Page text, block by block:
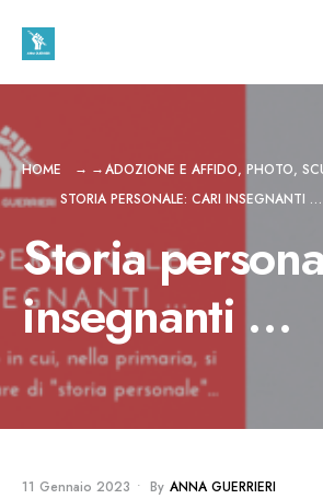
HOME ADOZIONE E AFFIDO, PHOTO,
STORIA PERSONALE: CARI INSEGNANTI …
Storia
insegnanti …
11 Gennaio 2023 • By ANNA GUERRIERI